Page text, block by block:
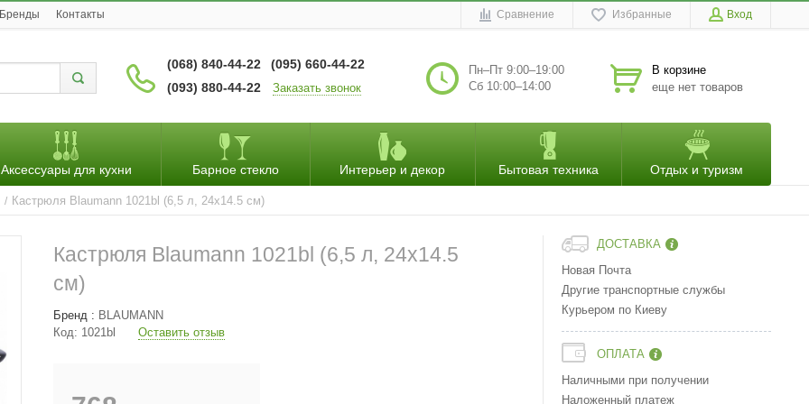
Бренды Контакты Сравнение Избранные Вход
(068) 840-44-22
(095) 660-44-22
(093) 880-44-22
Заказать звонок
Пн–Пт 9:00–19:00
Сб 10:00–14:00
В корзине
еще нет товаров
Аксессуары для кухни Барное стекло Интерьер и декор Бытовая техника Отдых и туризм
/ Кастрюля Blaumann 1021bl (6,5 л, 24х14.5 см)
ДОСТАВКА
Новая Почта
Другие транспортные службы
Курьером по Киеву
ОПЛАТА
Наличными при получении
Наложенный платеж
Кастрюля Blaumann 1021bl (6,5 л, 24х14.5
см)
Бренд : BLAUMANN
Код: 1021bl Оставить отзыв